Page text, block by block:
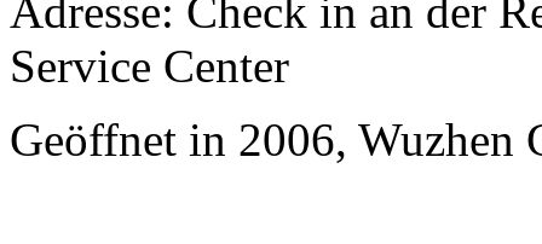
Adresse: Check in an der
Service Center
Geöffnet in 2006, Wuzhen